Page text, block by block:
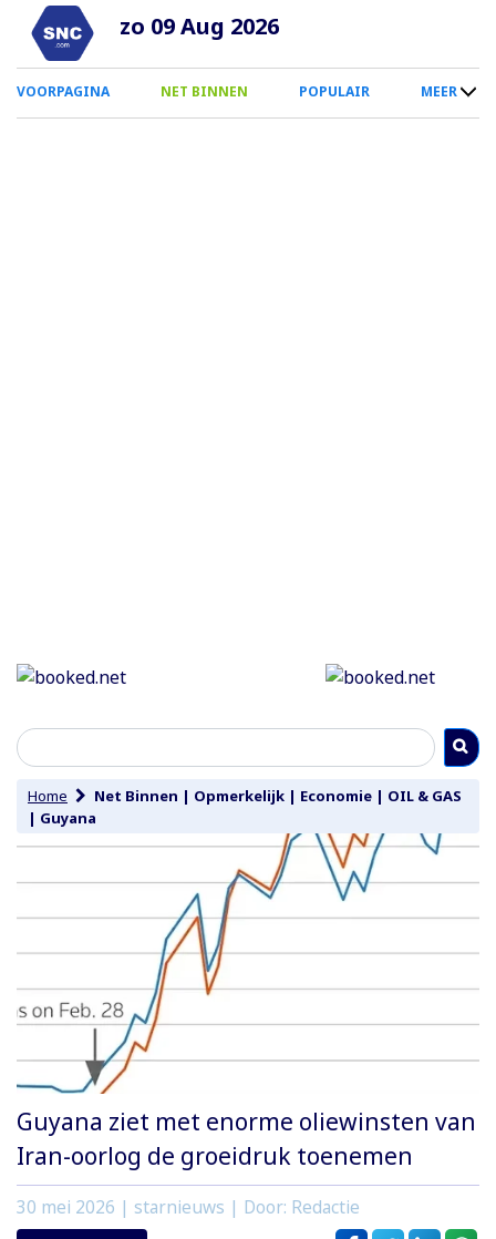
Overslaan
naar
inhoud
zo 09 Aug 2026
0
Smartphone
VOORPAGINA NET BINNEN POPULAIR MEER
Home Net Binnen | Opmerkelijk | Economie | OIL & GAS
| Guyana
Guyana ziet met enorme oliewinsten van
Iran-oorlog de groeidruk toenemen
30 mei 2026 | starnieuws | Door: Redactie